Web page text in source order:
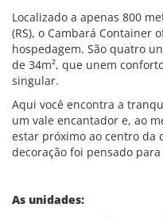
Localizado a apenas 800
(RS), o Cambará Container
hospedagem. São quatro
de 34m², que unem
singular.
Aqui você encontra a
um vale encantador e, ao
estar próximo ao centro da
decoração foi pensado
As unidades: